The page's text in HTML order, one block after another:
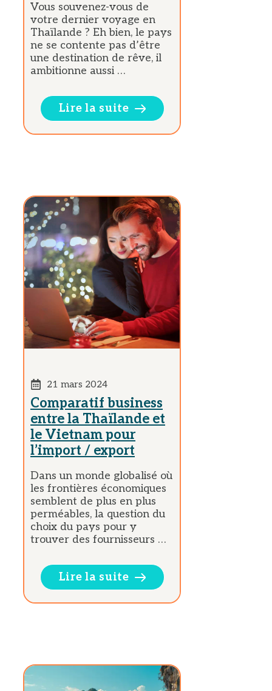
Vous souvenez-vous de
votre dernier voyage en
Thaïlande ? Eh bien, le pays
ne se contente pas d’être
une destination de rêve, il
ambitionne aussi …
Lire la suite
21 mars 2024
Comparatif business
entre la Thaïlande et
le Vietnam pour
l’import / export
Dans un monde globalisé où
les frontières économiques
semblent de plus en plus
perméables, la question du
choix du pays pour y
trouver des fournisseurs …
Lire la suite